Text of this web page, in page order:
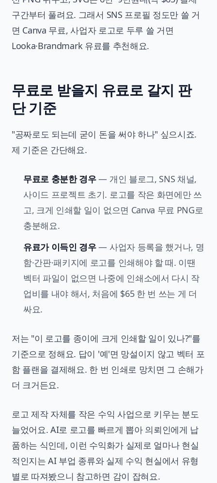
구간부터 풀려요. 그래서 SNS 프로필 정도만 쓸 거
면 Canva 무료, 사업자 로고로 두루 쓸 거면
Looka·Brandmark 유료를 추천해요.
무료로 받을지 유료로 갈지 판
단 기준
"공짜로도 되는데 굳이 돈을 써야 하나" 싶으시죠.
제 기준은 간단해요.
무료로 충분한 경우— 개인 블로그, SNS 채널,
사이드 프로젝트 초기. 로고를 작은 화면에만 쓰
고, 크게 인쇄할 일이 없으면 Canva 무료 PNG로
충분해요.
유료가 이득인 경우— 사업자 등록을 했거나, 명
함·간판·패키지에 로고를 인쇄해야 할 때. 이땐
벡터 파일이 없으면 나중에 인쇄소에서 다시 작
업비를 내야 해서, 처음에 $65 한 번 쓰는 게 더
싸요.
저는 "이 로고를 종이에 크게 인쇄할 일이 있나?"를
기준으로 정해요. 답이 '예'면 망설이지 않고 벡터 포
함 플랜을 결제해요. 한 번 인쇄로 망치면 그 손해가
더 크거든요.
로고 제작 자체를 작은 수익 사업으로 키우는 분도
늘었어요. AI로 로고를 빠르게 뽑아 의뢰인에게 납
품하는 식인데, 이런 수익화가 실제로 얼마나 현실
적인지는AI 부업 종류와 실제 수익 현실에서 유형
별로 따져봤으니 참고하면 감이 잡혀요.